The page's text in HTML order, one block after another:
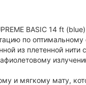
BASIC 14 ft
по
из плетенной
и мягкому мату,